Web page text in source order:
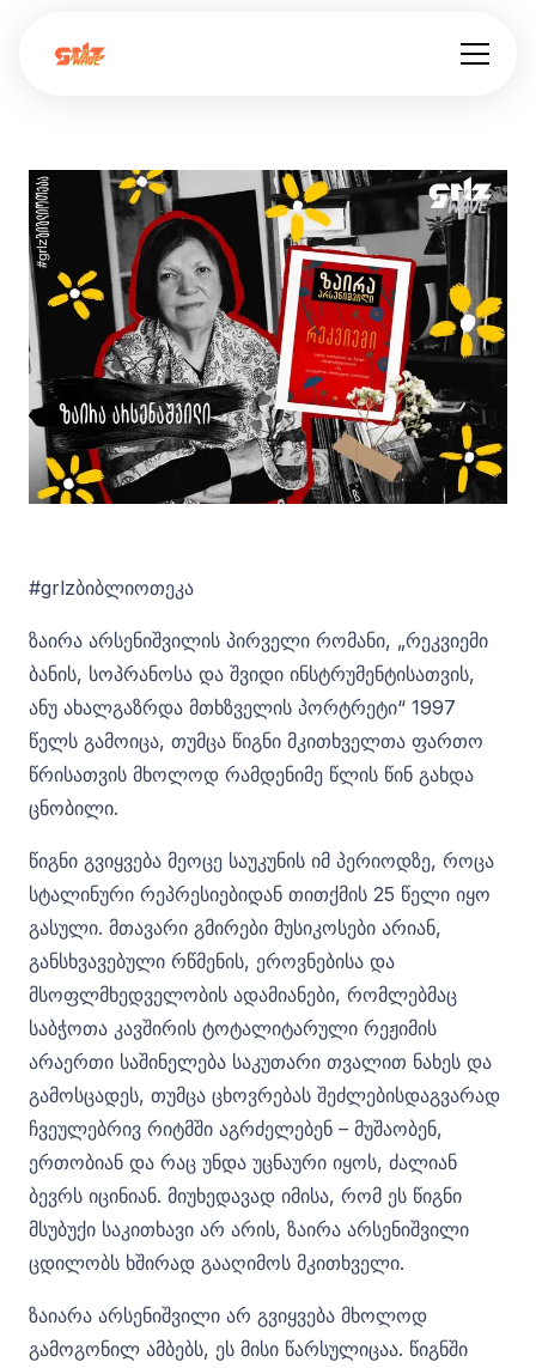
#grlzბიბლიოთეკა
ზაირა არსენიშვილის პირველი რომანი, „რეკვიემი
ბანის, სოპრანოსა და შვიდი ინსტრუმენტისათვის,
ანუ ახალგაზრდა მთხზველის პორტრეტი“ 1997
წელს გამოიცა, თუმცა წიგნი მკითხველთა ფართო
წრისათვის მხოლოდ რამდენიმე წლის წინ გახდა
ცნობილი.
წიგნი გვიყვება მეოცე საუკუნის იმ პერიოდზე, როცა
სტალინური რეპრესიებიდან თითქმის 25 წელი იყო
გასული. მთავარი გმირები მუსიკოსები არიან,
განსხვავებული რწმენის, ეროვნებისა და
მსოფლმხედველობის ადამიანები, რომლებმაც
საბჭოთა კავშირის ტოტალიტარული რეჟიმის
არაერთი საშინელება საკუთარი თვალით ნახეს და
გამოსცადეს, თუმცა ცხოვრებას შეძლებისდაგვარად
ჩვეულებრივ რიტმში აგრძელებენ – მუშაობენ,
ერთობიან და რაც უნდა უცნაური იყოს, ძალიან
ბევრს იცინიან. მიუხედავად იმისა, რომ ეს წიგნი
მსუბუქი საკითხავი არ არის, ზაირა არსენიშვილი
ცდილობს ხშირად გააღიმოს მკითხველი.
ზაიარა არსენიშვილი არ გვიყვება მხოლოდ
გამოგონილ ამბებს, ეს მისი წარსულიცაა. წიგნში